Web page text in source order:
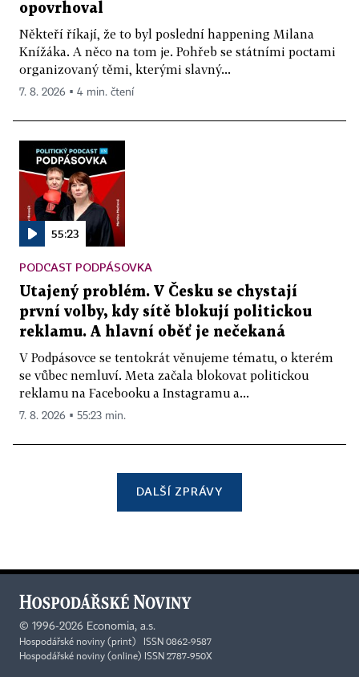
opovrhoval
Někteří říkají, že to byl poslední happening Milana
Knížáka. A něco na tom je. Pohřeb se státními poctami
organizovaný těmi, kterými slavný...
7. 8. 2026 ▪ 4 min. čtení
55:23
PODCAST PODPÁSOVKA
Utajený problém. V Česku se chystají
první volby, kdy sítě blokují politickou
reklamu. A hlavní oběť je nečekaná
V Podpásovce se tentokrát věnujeme tématu, o kterém
se vůbec nemluví. Meta začala blokovat politickou
reklamu na Facebooku a Instagramu a...
7. 8. 2026 ▪ 55:23 min.
DALŠÍ ZPRÁVY
© 1996-2026 Economia, a.s.
Hospodářské noviny (print) ISSN 0862-9587
Hospodářské noviny (online) ISSN 2787-950X